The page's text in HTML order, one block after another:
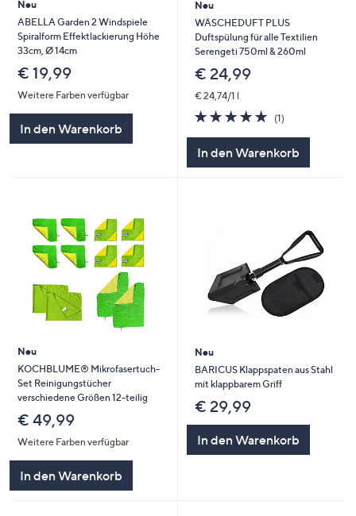
Neu
ABELLA Garden 2 Windspiele
Spiralform Effektlackierung Höhe
33cm, Ø 14cm
€ 19,99
Weitere Farben verfügbar
In den Warenkorb
Neu
WÄSCHEDUFT PLUS
Duftspülung für alle Textilien
Serengeti 750ml & 260ml
€ 24,99
€ 24,74/1 l
5.0
von
(1)1
In den Warenkorb
Neu
KOCHBLUME® Mikrofasertuch-
Set Reinigungstücher
verschiedene Größen 12-teilig
€ 49,99
Weitere Farben verfügbar
In den Warenkorb
Neu
BARICUS Klappspaten aus Stahl
mit klappbarem Griff
€ 29,99
In den Warenkorb